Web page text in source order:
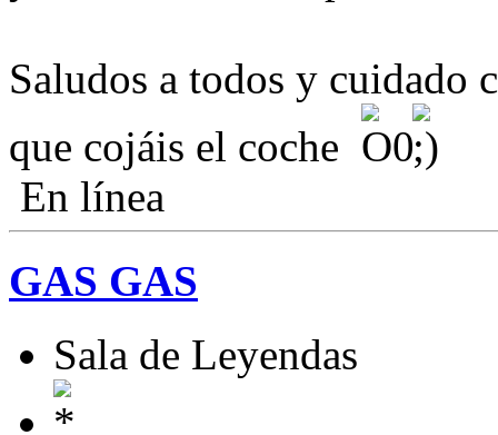
Saludos a todos y cuidado
que cojáis el coche
En línea
GAS GAS
Sala de Leyendas